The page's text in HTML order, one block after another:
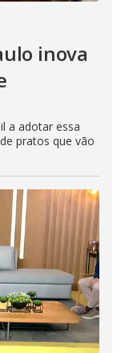
inova
a adotar essa
pratos que vão